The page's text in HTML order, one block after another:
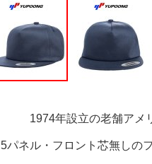
1974年設立の老舗アメ
5パネル・フロント芯無しの